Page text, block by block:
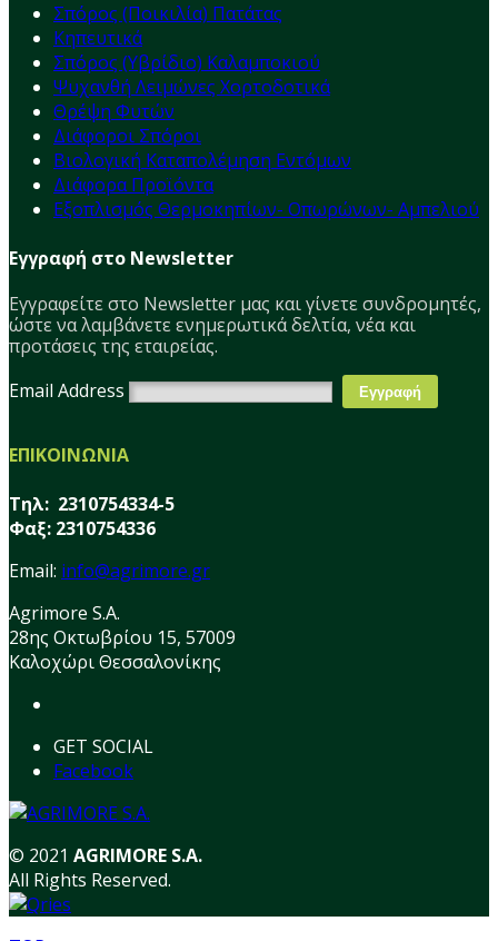
Σπόρος (Ποικιλία) Πατάτας
Κηπευτικά
Σπόρος (Υβρίδιο) Καλαμποκιού
Ψυχανθή Λειμώνες Χορτοδοτικά
Θρέψη Φυτών
Διάφοροι Σπόροι
Βιολογική Καταπολέμηση Εντόμων
Διάφορα Προϊόντα
Εξοπλισμός Θερμοκηπίων- Οπωρώνων- Αμπελιού
Εγγραφή στο Newsletter
Εγγραφείτε στο Νewsletter μας και γίνετε συνδρομητές,
ώστε να λαμβάνετε ενημερωτικά δελτία, νέα και
προτάσεις της εταιρείας.
Email Address
ΕΠΙΚΟΙΝΩΝΙΑ
Τηλ: 2310754334-5
Φαξ: 2310754336
Email: info@agrimore.gr
Agrimore S.A.
28ης Οκτωβρίου 15, 57009
Καλοχώρι Θεσσαλονίκης
GET SOCIAL
Facebook
© 2021 AGRIMORE S.A.
All Rights Reserved.